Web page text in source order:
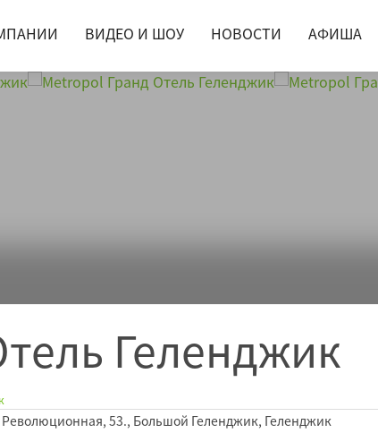
ВИДЕО И ШОУ НОВОСТИ АФИША
Геленджик
53., Большой Геленджик, Геленджик